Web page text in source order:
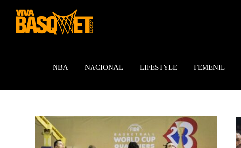
contenido
NBA NACIONAL LIFESTYLE FEMENIL